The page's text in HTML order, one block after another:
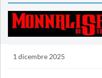
1 dicembre 2025